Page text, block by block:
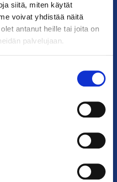
siitä, miten käytät
voivat yhdistää näitä
antanut heille tai joita on
palvelujaan.